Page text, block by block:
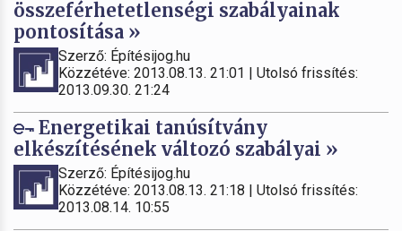
összeférhetetlenségi szabályainak
pontosítása »
Szerző: Építésijog.hu
Közzétéve: 2013.08.13. 21:01 | Utolsó frissítés:
2013.09.30. 21:24
Energetikai tanúsítvány
elkészítésének változó szabályai »
Szerző: Építésijog.hu
Közzétéve: 2013.08.13. 21:18 | Utolsó frissítés:
2013.08.14. 10:55